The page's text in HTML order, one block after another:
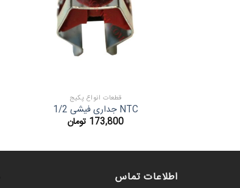
قطعات انواع پکیج
NTC جداری فیشی 1/2
173,800 تومان
اطلاعات تماس